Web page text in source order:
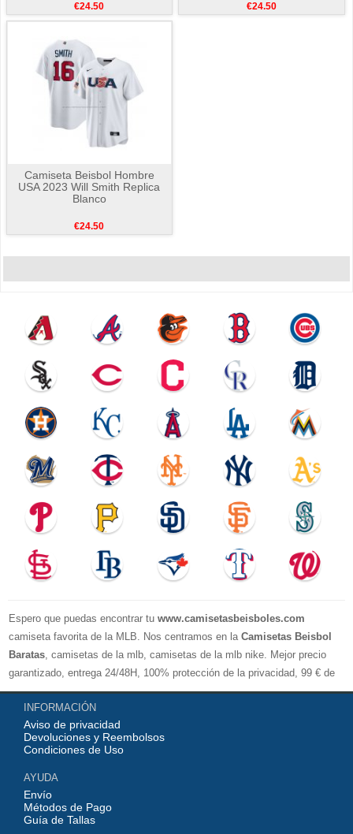
€24.50 €24.50
Camiseta Beisbol Hombre
USA 2023 Will Smith Replica
Blanco
€24.50
Espero que puedas encontrar tu www.camisetasbeisboles.com
camiseta favorita de la MLB. Nos centramos en la Camisetas Beisbol
Baratas , camisetas de la mlb, camisetas de la mlb nike. Mejor precio
garantizado, entrega 24/48H, 100% protección de la privacidad, 99 € de
compra El envío es gratuito, asistencia para devoluciones y reembolsos,
no lo dude, no compre. Servicio cómodo y cortés, bienvenido a su
pedido.
INFORMACIÓN
Aviso de privacidad
Devoluciones y Reembolsos
Condiciones de Uso
AYUDA
Envío
Métodos de Pago
Guía de Tallas